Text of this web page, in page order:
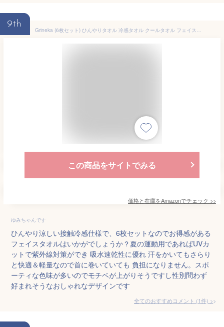
9th
Grineka (6枚セット) ひんやりタオル 冷感タオル クールタオル フェイスタオル 冷却 スポーツタオル 接触冷感タオル エコデクール おまけ付き 運動会 スポーツ アウトドア 冷感タオルスポーツクール ひんやりタオル 5秒冷却 アイス無限クールタオル 瞬冷タイプ 熱中症対策 UVカット 超冷感 吸水速乾 軽量 防臭 運動 水泳 登山 旅行 ランニング ヨガ 体育館 フィットネス スポーツタオル 防臭 クールタオル 首 汗拭きタオル 男 女 老人 子供 こども 夏のプレゼント
この商品をサイトでみる
価格と在庫をAmazonでチェック >>
ゆみちゃんです
ひんやり涼しい接触冷感仕様で、6枚セットなのでお得感がある
フェイスタオルはいかがでしょうか？夏の運動用であればUVカ
ットで紫外線対策ができ 吸水速乾性に優れ 汗をかいてもさらり
と快適＆軽量なので首に巻いていても 負担になりません。スポ
ーティな色味が多いのでモチベが上がりそうですし性別問わず
好まれそうなおしゃれなデザインです
全てのおすすめコメント (1件) >